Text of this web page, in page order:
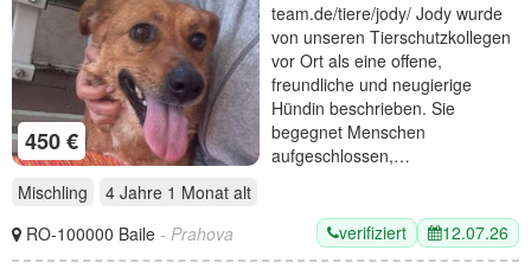
450 €
team.de/tiere/jody/ Jody wurde
von unseren Tierschutzkollegen
vor Ort als eine offene,
freundliche und neugierige
Hündin beschrieben. Sie
begegnet Menschen
aufgeschlossen,…
Mischling
4 Jahre 1 Monat alt
RO-100000 Baile - Prahova verifiziert 12.07.26